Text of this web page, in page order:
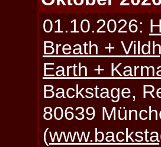
01.10.2026:
Breath +
Earth +
Backstage,
80639
(